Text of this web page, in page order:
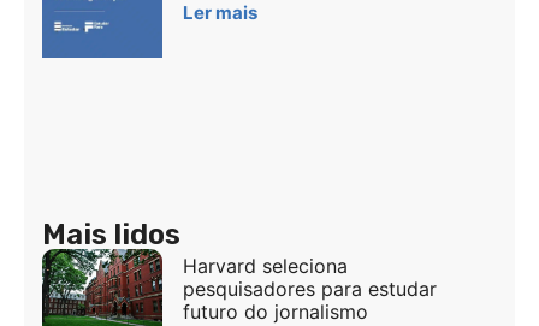
Ler mais
Mais lidos
Harvard seleciona
pesquisadores para estudar
futuro do jornalismo